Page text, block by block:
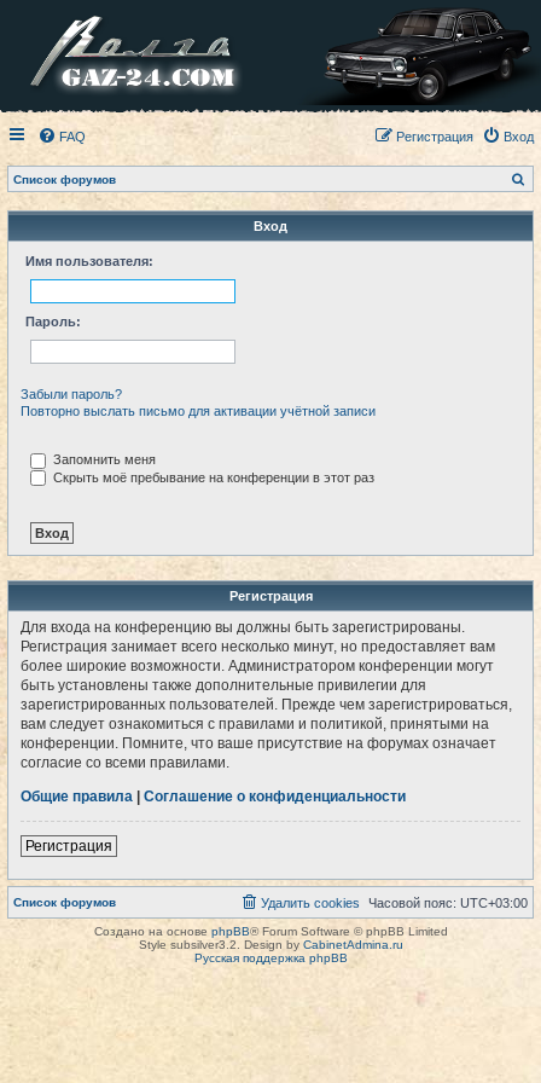
FAQ Вход
Регистрация
Список форумов
о
с
Вход
Имя пользователя:
Пароль:
Забыли пароль?
Повторно выслать письмо для активации учётной записи
Запомнить меня
Скрыть моё пребывание на конференции в этот раз
Регистрация
Для входа на конференцию вы должны быть зарегистрированы.
Регистрация занимает всего несколько минут, но предоставляет вам
более широкие возможности. Администратором конференции могут
быть установлены также дополнительные привилегии для
зарегистрированных пользователей. Прежде чем зарегистрироваться,
вам следует ознакомиться с правилами и политикой, принятыми на
конференции. Помните, что ваше присутствие на форумах означает
согласие со всеми правилами.
Общие правила
Соглашение о конфиденциальности
Регистрация
Список форумов Часовой пояс: UTC+03:00
Удалить cookies
Создано на основе phpBB® Forum Software © phpBB Limited
Style subsilver3.2. Design by CabinetAdmina.ru
Русская поддержка phpBB